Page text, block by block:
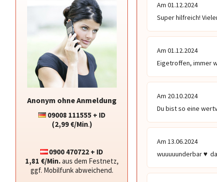
Anonym ohne Anmeldung
09008 111555 + ID
(2,99 €/Min.)
0900 470722 + ID
1,81 €/Min.aus dem Festnetz,
ggf. Mobilfunk abweichend.
Am 01.12.2024
Super hilfreich!
Am 01.12.2024
Eigetroffen, immer
Am 20.10.2024
Du bist so eine
Am 13.06.2024
wuuuuunderbar ♥